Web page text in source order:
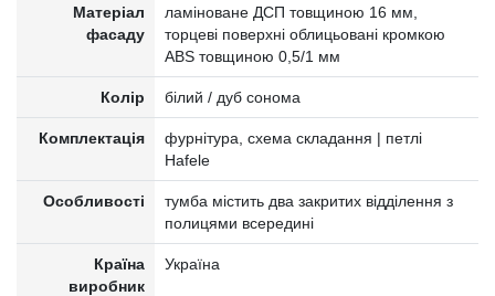
Матеріал
фасаду
ламіноване ДСП товщиною 16 мм,
торцеві поверхні облицьовані кромкою
ABS товщиною 0,5/1 мм
Колір білий / дуб сонома
Комплектація
фурнітура, схема складання | петлі
Hafele
Особливості
тумба містить два закритих відділення з
полицями всередині
Країна
виробник
Україна